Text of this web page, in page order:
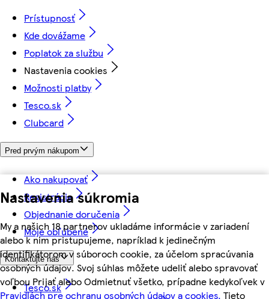
Nastavenia súkromia
My a našich 18 partnerov ukladáme informácie v zariadení
alebo k nim pristupujeme, napríklad k jedinečným
identifikátorom v súboroch cookie, za účelom spracúvania
osobných údajov. Svoj súhlas môžete udeliť alebo spravovať
voľbou Prijať alebo Odmietnuť všetko, prípadne kedykoľvek v
Pravidlách pre ochranu osobných údajov a cookies. Tieto
Prístupnosť
Kde dovážame
Poplatok za službu
Nastavenia cookies
Možnosti platby
Tesco.sk
Clubcard
Pred prvým nákupom
Ako nakupovať
Registrácia
Objednanie doručenia
Moje obľúbené
Kontaktujte nás
Tesco.sk